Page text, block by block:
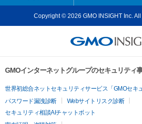
Copyright © 2026 GMO INSIGHT Inc. All
GMOインターネットグループのセキュリティ
世界初総合ネットセキュリティサービス「GMOセキ
パスワード漏洩診断
Webサイトリスク診断
セキュリティ相談AIチャットボット